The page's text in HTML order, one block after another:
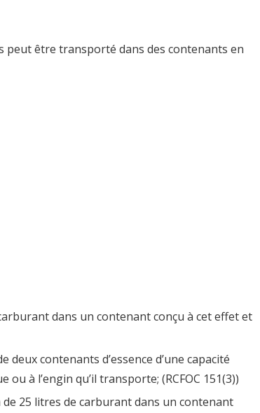
peut être transporté dans des contenants en
dans un contenant conçu à cet effet et
contenants d’essence d’une capacité
à l’engin qu’il transporte; (RCFOC 151(3))
25 litres de carburant dans un contenant